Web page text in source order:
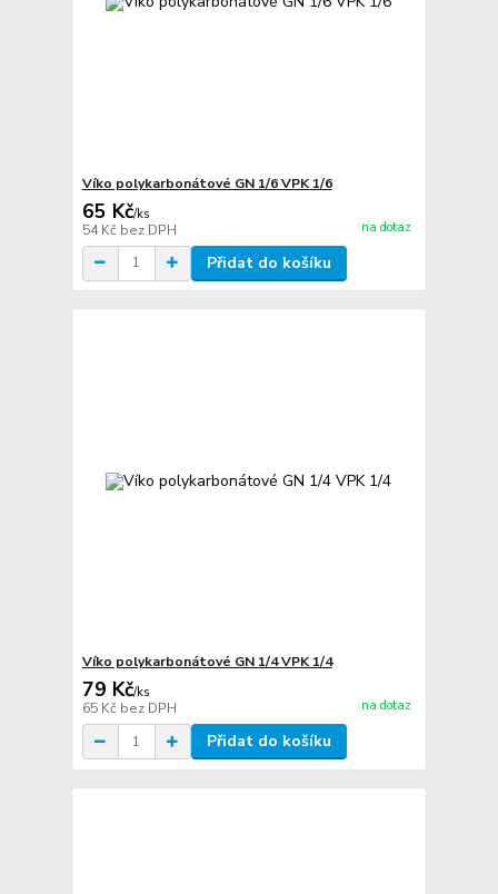
Víko polykarbonátové GN 1/6 VPK 1/6
65 Kč/ks
54 Kč bez DPH na dotaz
Přidat do košíku
Víko polykarbonátové GN 1/4 VPK 1/4
79 Kč/ks
65 Kč bez DPH na dotaz
Přidat do košíku